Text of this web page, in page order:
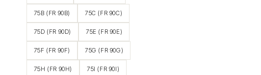
75B (FR 90B) 75C (FR 90C)
75D (FR 90D) 75E (FR 90E)
75F (FR 90F) 75G (FR 90G)
75H (FR 90H) 75I (FR 90I)